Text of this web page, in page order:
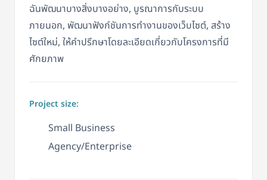
ฉันพัฒนาบางสิ่งบางอย่าง, บูรณาการกับระบบ
ภายนอก, พัฒนาฟังก์ชันการทำงานของเว็บไซต์, สร้าง
ไซต์ใหม่, ให้คำปรึกษาโดยละเอียดเกี่ยวกับโครงการที่มี
ศักยภาพ
Project size:
Small Business
Agency/Enterprise